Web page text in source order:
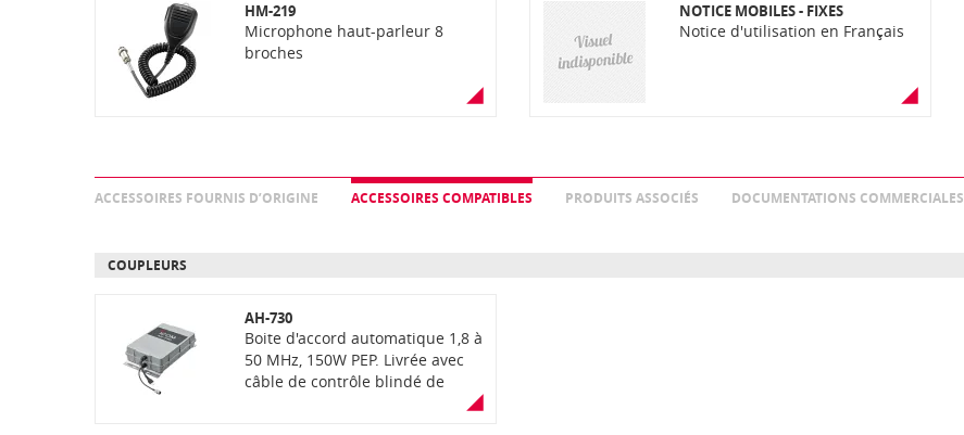
HM-219
Microphone haut-parleur 8
broches
NOTICE MOBILES - FIXES
Notice d'utilisation en Français
ACCESSOIRES FOURNIS D’ORIGINE ACCESSOIRES COMPATIBLES PRODUITS ASSOCIÉS DOCUMENTATIONS COMMERCIALES
COUPLEURS
AH-730
Boite d'accord automatique 1,8 à
50 MHz, 150W PEP. Livrée avec
câble de contrôle blindé de
10m, kit de montage (étriers en